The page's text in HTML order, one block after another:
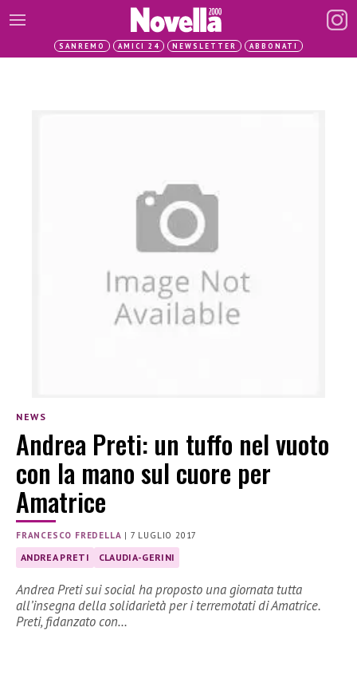
SANREMO AMICI 24 NEWSLETTER ABBONATI
NEWS
Andrea Preti: un tuffo nel vuoto
con la mano sul cuore per
Amatrice
FRANCESCO FREDELLA | 7 LUGLIO 2017
ANDREA PRETI CLAUDIA-GERINI
Andrea Preti sui social ha proposto una giornata tutta
all’insegna della solidarietà per i terremotati di Amatrice.
Preti, fidanzato con…